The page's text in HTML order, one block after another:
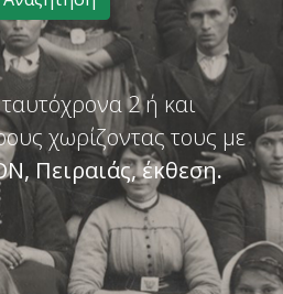
2 ή και
χωρίζοντας τους με
Πειραιάς, έκθεση.